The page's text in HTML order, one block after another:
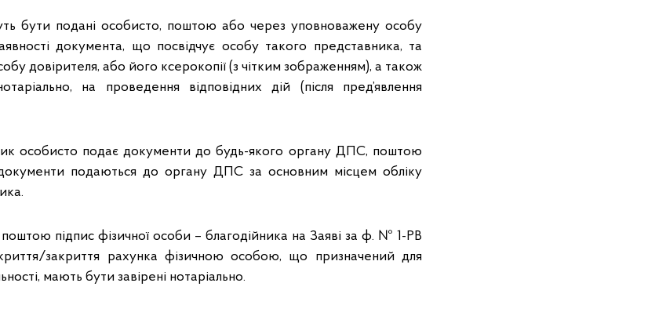
бути подані особисто, поштою або через уповноважену особу
документа, що посвідчує особу такого представника, та
довірителя, або його ксерокопії (з чітким зображенням), а також
на проведення відповідних дій (після пред’явлення
особисто подає документи до будь-якого органу ДПС, поштою
подаються до органу ДПС за основним місцем обліку
підпис фізичної особи – благодійника на Заяві за ф. № 1-РВ
закриття рахунка фізичною особою, що призначений для
мають бути завірені нотаріально.